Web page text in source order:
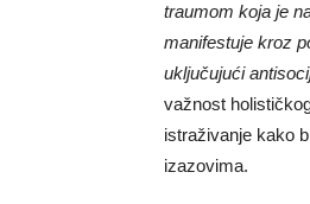
traumom koja je
manifestuje kroz
uključujući
važnost
istraživanje kako
izazovima.